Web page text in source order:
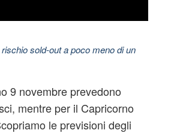
sold-out a poco meno di un
9 novembre prevedono
mentre per il Capricorno
le previsioni degli